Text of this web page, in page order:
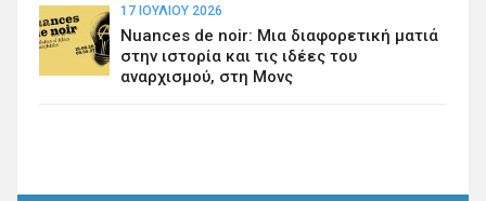
17 ΙΟΥΛΊΟΥ 2026
Nuances de noir: Μια διαφορετική ματιά
στην ιστορία και τις ιδέες του
αναρχισμού, στη Μονς